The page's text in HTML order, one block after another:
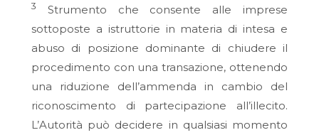
3
Strumento che consente alle imprese
sottoposte a istruttorie in materia di intesa e
abuso di posizione dominante di chiudere il
procedimento con una transazione, ottenendo
una riduzione dell’ammenda in cambio del
riconoscimento di partecipazione all’illecito.
L’Autorità può decidere in qualsiasi momento